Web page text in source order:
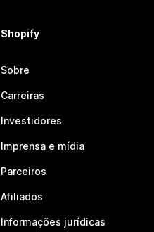
Shopify
Sobre
Carreiras
Investidores
Imprensa e mídia
Parceiros
Afiliados
Informações jurídicas